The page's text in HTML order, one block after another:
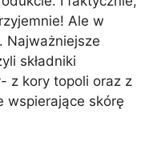
Ale w
Najważniejsze
składniki
z kory topoli oraz z
wspierające skórę